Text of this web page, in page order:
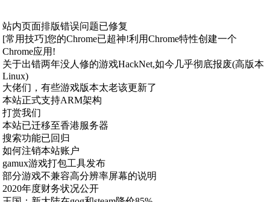
站内页面排版错误问题已修复
[常用技巧]您的Chrome已超神!利用Chrome特性创建一个
Chrome应用!
关于出错两年没人修的游戏HackNet,如今几乎彻底报废(高版本
Linux)
大佬们，有些游戏版本太老该更新了
本站正式支持ARM架构
打赏我们
本站已迁移至香港服务器
搜索功能已回归
如何注销本站账户
gamux游戏打包工具发布
部分游戏不兼容高分辨率屏幕的说明
2020年度财务状况公开